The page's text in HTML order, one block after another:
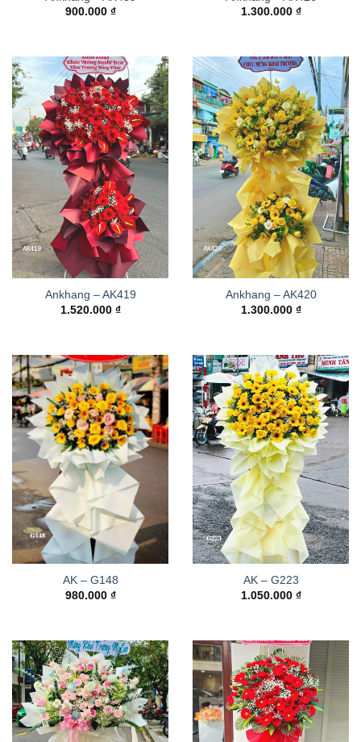
900.000 ₫
1.300.000 ₫
Ankhang – AK419
1.520.000 ₫
Ankhang – AK420
1.300.000 ₫
AK – G148
980.000 ₫
AK – G223
1.050.000 ₫